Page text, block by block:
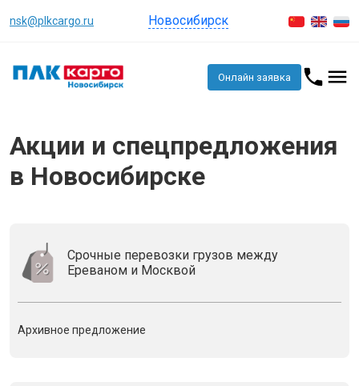
nsk@plkcargo.ru Новосибирск
Онлайн заявка
Акции и спецпредложения
в Новосибирске
Срочные перевозки грузов между
Ереваном и Москвой
Архивное предложение